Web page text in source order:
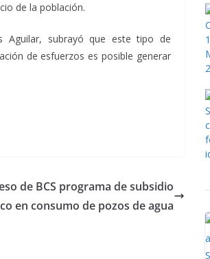
de la población.
Aguilar, subrayó que este tipo de
de esfuerzos es posible generar
de BCS programa de subsidio
en consumo de pozos de agua